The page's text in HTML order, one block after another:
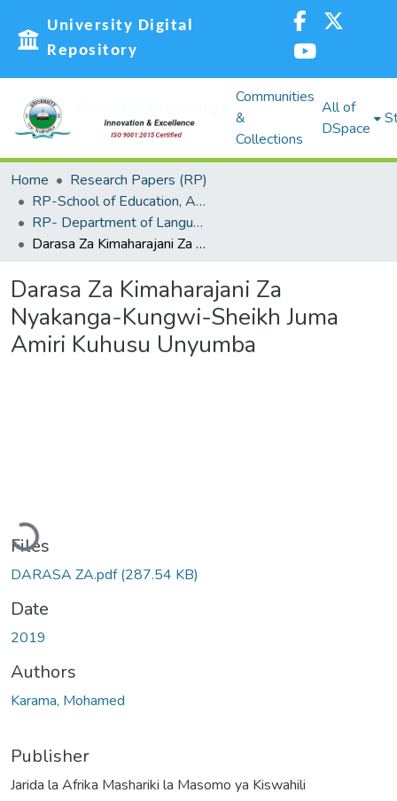
University Digital
Repository
Communities
&
Collections
All of
DSpace
Home
Research Papers (RP)
RP-School of Education, Arts and Social Sciences (SEASS)
RP- Department of Languages,Linguistics and Communications
Darasa Za Kimaharajani Za Nyakanga-Kungwi-Sheikh Juma Amiri Kuhusu Unyumba
Darasa Za Kimaharajani Za
Nyakanga-Kungwi-Sheikh Juma
Amiri Kuhusu Unyumba
Loading...
Files
DARASA ZA.pdf(287.54 KB)
Date
2019
Authors
Karama, Mohamed
Publisher
Jarida la Afrika Mashariki la Masomo ya Kiswahili